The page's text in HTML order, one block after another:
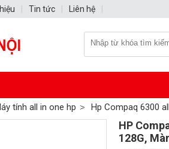
tính all in one hp Hp Compaq 6300
HP
128G,
Tin tức Liên hệ